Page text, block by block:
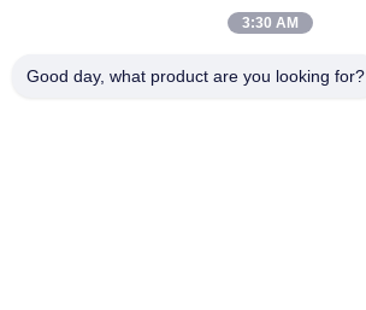
3:30 AM
Good day, what product are you looking for?